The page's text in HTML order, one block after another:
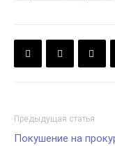
Предыдущая статья
Покушение на